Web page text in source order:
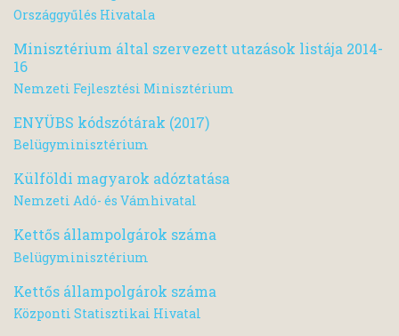
Országgyűlés Hivatala
Minisztérium által szervezett utazások listája 2014-
16
Nemzeti Fejlesztési Minisztérium
ENYÜBS kódszótárak (2017)
Belügyminisztérium
Külföldi magyarok adóztatása
Nemzeti Adó- és Vámhivatal
Kettős állampolgárok száma
Belügyminisztérium
Kettős állampolgárok száma
Központi Statisztikai Hivatal